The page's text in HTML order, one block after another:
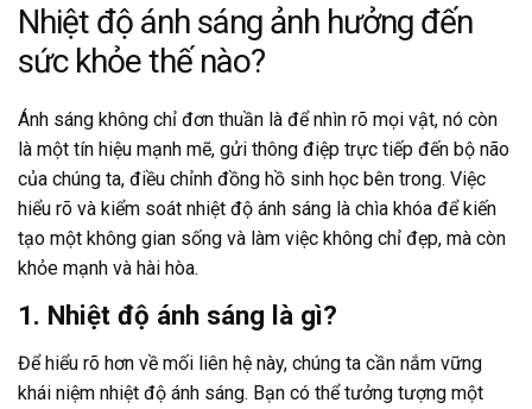
Nhiệt độ ánh sáng ảnh hưởng đến
sức khỏe thế nào?
Ánh sáng không chỉ đơn thuần là để nhìn rõ mọi vật, nó còn
là một tín hiệu mạnh mẽ, gửi thông điệp trực tiếp đến bộ não
của chúng ta, điều chỉnh đồng hồ sinh học bên trong. Việc
hiểu rõ và kiểm soát nhiệt độ ánh sáng là chìa khóa để kiến
tạo một không gian sống và làm việc không chỉ đẹp, mà còn
khỏe mạnh và hài hòa.
1. Nhiệt độ ánh sáng là gì?
Để hiểu rõ hơn về mối liên hệ này, chúng ta cần nắm vững
khái niệm nhiệt độ ánh sáng. Bạn có thể tưởng tượng một